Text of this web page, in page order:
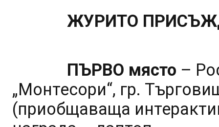
ЖУРИТО
ПЪРВО място –
„Монтесори“, гр.
(приобщаваща